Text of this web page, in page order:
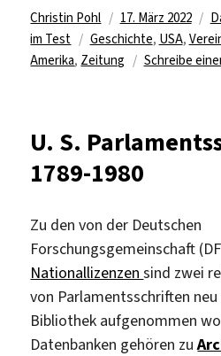
Autor
Christin Pohl
Veröffentlicht
am
17. März 2022
im Test
Schlagwörter
Geschichte, USA,
Amerika, Zeitung Schreibe
U. S.
1789-1980
Zu den von der Deutschen
Forschungsgemeinschaft
Nationallizenzensind zwei
von Parlamentsschriften
Bibliothek aufgenommen
Datenbanken gehören zu